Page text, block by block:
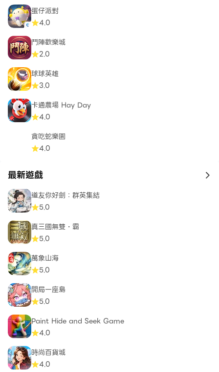
蛋仔派對
4.0
鬥陣歡樂城
2.0
球球英雄
3.0
卡通農場 Hay Day
4.0
貪吃蛇樂園
4.0
最新遊戲 to
道友你好劍：群英集結
5.0
真三國無雙・霸
5.0
萬象山海
5.0
開局一座島
5.0
Paint Hide and Seek Game
4.0
時尚百貨城
4.0